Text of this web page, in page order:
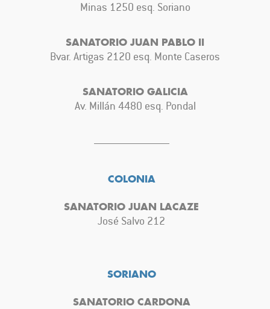
Minas 1250 esq. Soriano
SANATORIO JUAN PABLO II
Bvar. Artigas 2120 esq. Monte Caseros
SANATORIO GALICIA
Av. Millán 4480 esq. Pondal
COLONIA
SANATORIO JUAN LACAZE
José Salvo 212
SORIANO
SANATORIO CARDONA